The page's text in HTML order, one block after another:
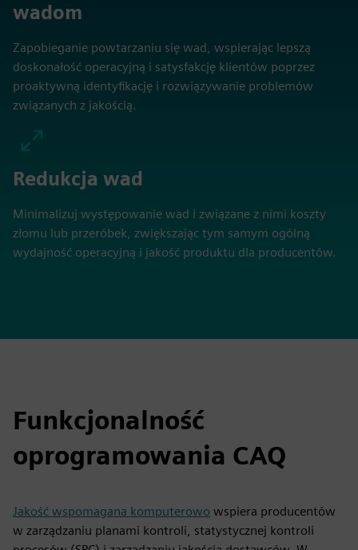
wadom
Zapobieganie powtarzaniu się wad, wspierając lepszą
doskonałość operacyjną i satysfakcję klientów poprzez
proaktywną identyfikację i rozwiązywanie problemów
związanych z jakością.
Redukcja wad
Minimalizuj występowanie wad i związane z nimi koszty
złomu lub przeróbek, zwiększając tym samym ogólną
wydajność operacyjną i jakość produktu dla producentów.
Funkcjonalność
oprogramowania CAQ
Jakość wspomagana komputerowo wspiera producentów
w zarządzaniu planami kontroli, statystycznej kontroli